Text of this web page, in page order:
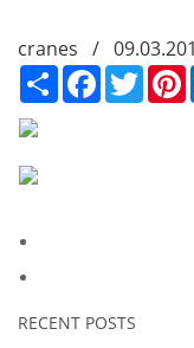
cranes /
СподелиFacebookTwitter
RECENT POSTS